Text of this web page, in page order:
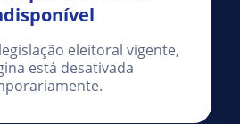
eleitoral vigente,
está desativada